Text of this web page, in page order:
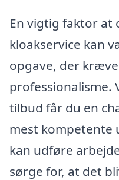
En vigtig faktor at
kloakservice kan
opgave, der
professionalisme.
tilbud får du en
mest kompetente
kan udføre
sørge for, at det